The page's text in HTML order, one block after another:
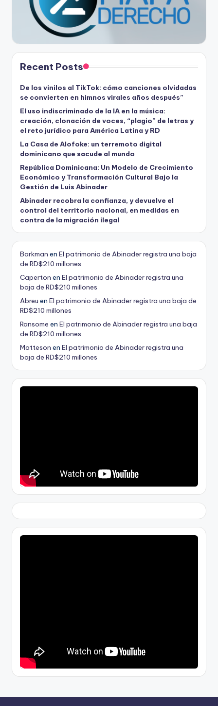
Recent Posts
De los vinilos al TikTok: cómo canciones olvidadas
se convierten en himnos virales años después”
El uso indiscriminado de la IA en la música:
creación, clonación de voces, “plagio” de letras y
el reto jurídico para América Latina y RD
La Casa de Alofoke: un terremoto digital
dominicano que sacude al mundo
República Dominicana: Un Modelo de Crecimiento
Económico y Transformación Cultural Bajo la
Gestión de Luis Abinader
Abinader recobra la confianza, y devuelve el
control del territorio nacional, en medidas en
contra de la migración ilegal
Barkman en El patrimonio de Abinader registra una baja
de RD$210 millones
Caperton en El patrimonio de Abinader registra una
baja de RD$210 millones
Abreu en El patrimonio de Abinader registra una baja de
RD$210 millones
Ransome en El patrimonio de Abinader registra una baja
de RD$210 millones
Matteson en El patrimonio de Abinader registra una
baja de RD$210 millones